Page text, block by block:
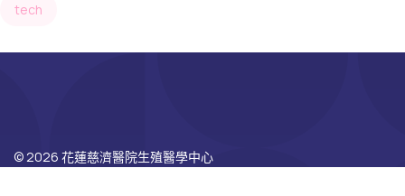
tech
© 2026 花蓮慈濟醫院生殖醫學中心